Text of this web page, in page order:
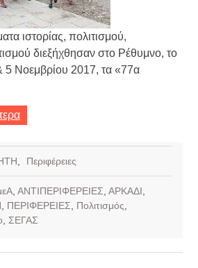
ιστορίας, πολιτισμού,
διεξήχθησαν στο Ρέθυμνο, το
5 Νοεμβρίου 2017, τα «77α
Περιφέρειες
, ΑΝΤΙΠΕΡΙΦΕΡΕΙΕΣ ΑΡΚΑΔΙ
ΠΕΡΙΦΕΡΕΙΕΣ Πολιτισμός
ΣΕΓΑΣ